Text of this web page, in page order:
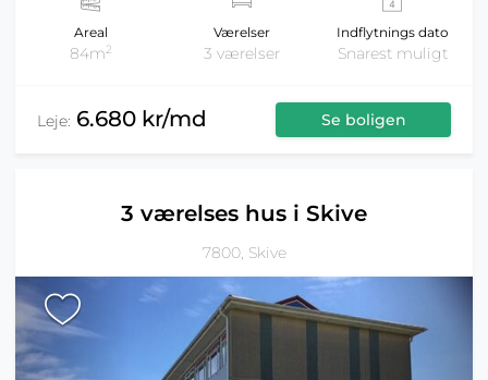
Areal
84m2
Værelser
3 værelser
Indflytnings dato
Snarest muligt
Leje: 6.680 kr/md Se boligen
3 værelses hus i Skive
7800, Skive